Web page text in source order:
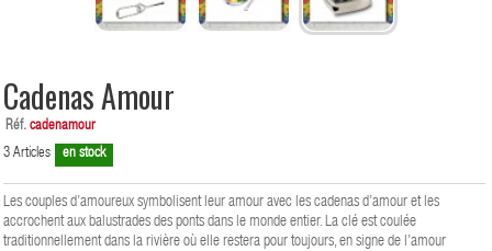
Cadenas Amour
Réf. cadenamour
3 Articles en stock
Les couples d’amoureux symbolisent leur amour avec les cadenas d’amour et les
accrochent aux balustrades des ponts dans le monde entier. La clé est coulée
traditionnellement dans la rivière où elle restera pour toujours, en signe de l’amour